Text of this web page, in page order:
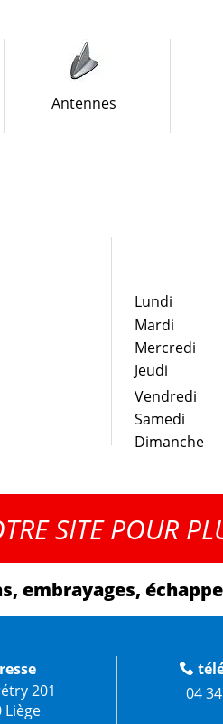
Antennes
Lundi
Mardi
Mercredi
Jeudi
Vendredi
Samedi
Dimanche
SITE POUR
embrayages,
201
Liège
04